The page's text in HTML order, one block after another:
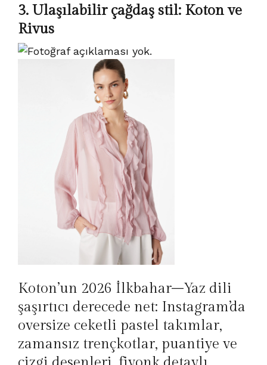
3. Ulaşılabilir çağdaş stil: Koton ve
Rivus
Koton’un 2026 İlkbahar–Yaz dili
şaşırtıcı derecede net: Instagram’da
oversize ceketli pastel takımlar,
zamansız trençkotlar, puantiye ve